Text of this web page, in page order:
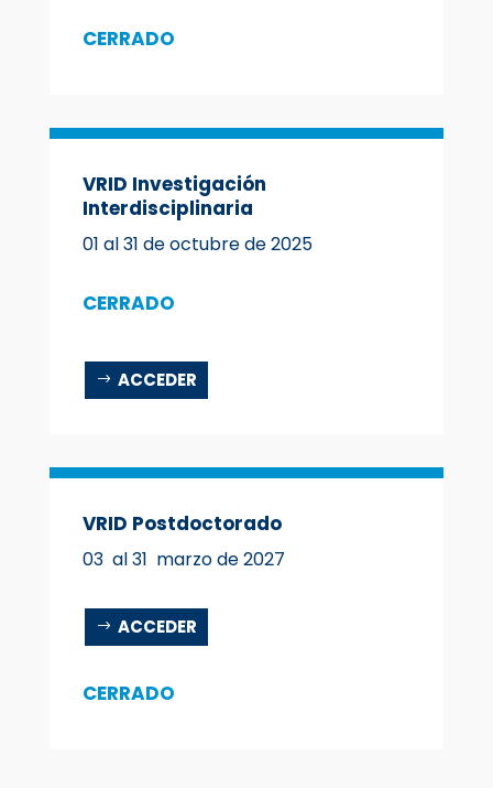
CERRADO
VRID Investigación
Interdisciplinaria
01 al 31 de octubre de 2025
CERRADO
ACCEDER
VRID Postdoctorado
03 al 31 marzo de 2027
ACCEDER
CERRADO